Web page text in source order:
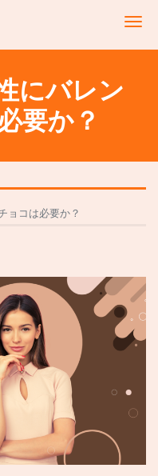
にバレン
要か？
ョコは必要か？